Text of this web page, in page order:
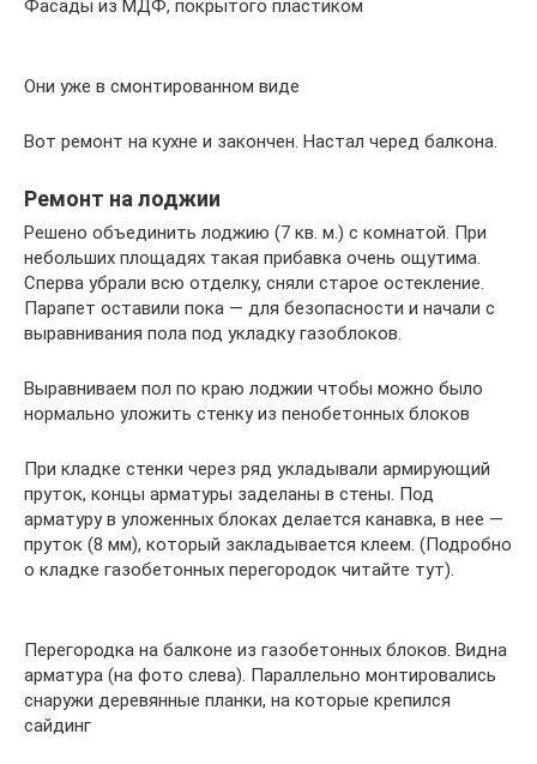
Фасады из МДФ, покрытого пластиком
Они уже в смонтированном виде
Вот ремонт на кухне и закончен. Настал черед балкона.
Ремонт на лоджии
Решено объединить лоджию (7 кв. м.) с комнатой. При
небольших площадях такая прибавка очень ощутима.
Сперва убрали всю отделку, сняли старое остекление.
Парапет оставили пока — для безопасности и начали с
выравнивания пола под укладку газоблоков.
Выравниваем пол по краю лоджии чтобы можно было
нормально уложить стенку из пенобетонных блоков
При кладке стенки через ряд укладывали армирующий
пруток, концы арматуры заделаны в стены. Под
арматуру в уложенных блоках делается канавка, в нее —
пруток (8 мм), который закладывается клеем. (Подробно
о кладке газобетонных перегородок читайте тут).
Перегородка на балконе из газобетонных блоков. Видна
арматура (на фото слева). Параллельно монтировались
снаружи деревянные планки, на которые крепился
сайдинг